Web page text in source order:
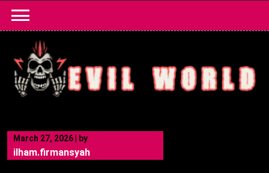
content
March 27, 2026 by
ilham.firmansyah